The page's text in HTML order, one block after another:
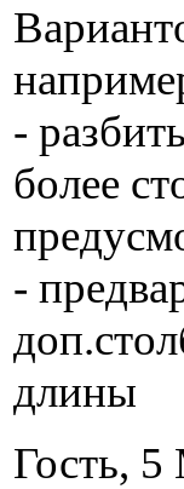
-
более
-
длины
Гость,